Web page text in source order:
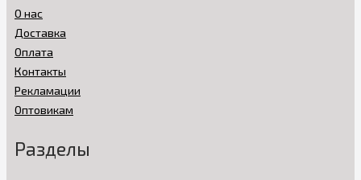
О нас
Доставка
Оплата
Контакты
Рекламации
Оптовикам
Разделы